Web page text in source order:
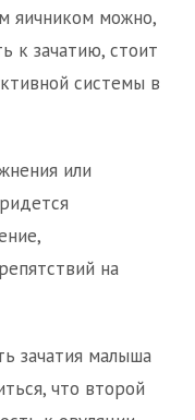
яичником можно,
к зачатию, стоит
системы в
или
на
зачатия малыша
что второй